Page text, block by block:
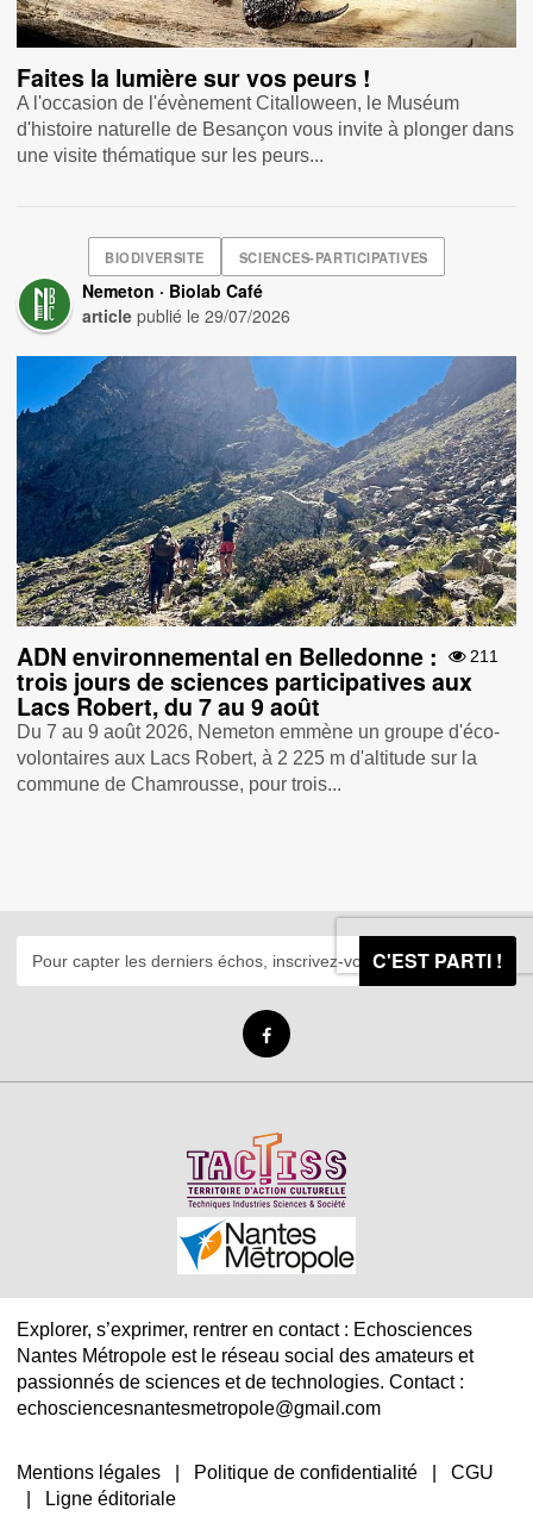
Faites la lumière sur vos peurs !
A l'occasion de l'évènement Citalloween, le Muséum
d'histoire naturelle de Besançon vous invite à plonger dans
une visite thématique sur les peurs...
BIODIVERSITE SCIENCES-PARTICIPATIVES
Nemeton · Biolab Café
article publié le29/07/2026
211
ADN environnemental en Belledonne :
trois jours de sciences participatives aux
Lacs Robert, du 7 au 9 août
Du 7 au 9 août 2026, Nemeton emmène un groupe d'éco-
volontaires aux Lacs Robert, à 2 225 m d'altitude sur la
commune de Chamrousse, pour trois...
C'EST PARTI !
Explorer, s’exprimer, rentrer en contact : Echosciences
Nantes Métropole est le réseau social des amateurs et
passionnés de sciences et de technologies. Contact :
echosciencesnantesmetropole@gmail.com
Mentions légales Politique de confidentialité |CGU
Ligne éditoriale